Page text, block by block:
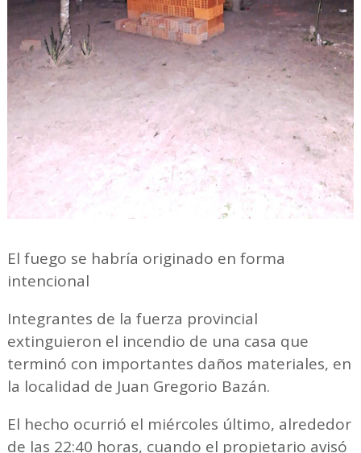
El fuego se habría originado en forma
intencional
Integrantes de la fuerza provincial
extinguieron el incendio de una casa que
terminó con importantes daños materiales, en
la localidad de Juan Gregorio Bazán.
El hecho ocurrió el miércoles último, alrededor
de las 22:40 horas, cuando el propietario avisó